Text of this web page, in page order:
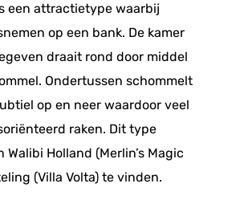
een attractietype waarbij
op een bank. De kamer
draait rond door middel
Ondertussen schommelt
op en neer waardoor veel
raken. Dit type
Holland (Merlin’s Magic
(Villa Volta) te vinden.